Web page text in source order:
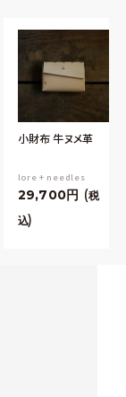
小財布 牛ヌメ革
lore + needles
29,700
税
込